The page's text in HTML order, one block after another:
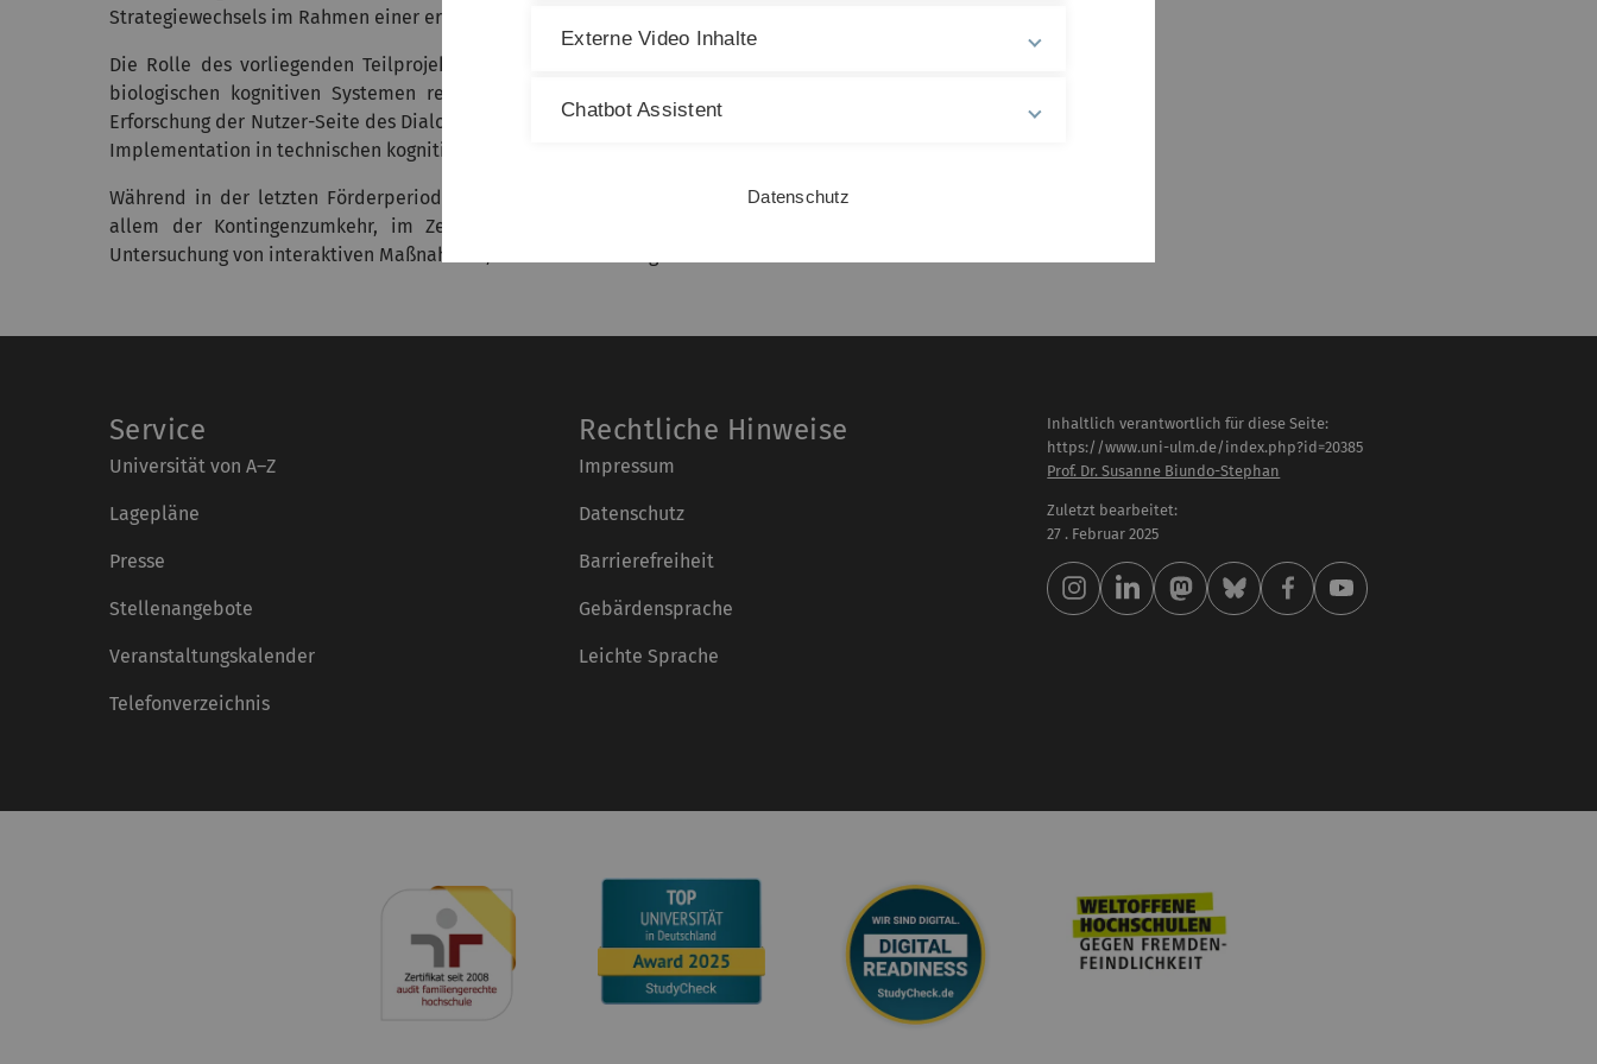
Strategiewechsels im Rahmen einer erfolgreichen Verhaltenssteuerung in einer Dialog-ähnlichen Situation aufgeklärt.
Die Rolle des vorliegenden Teilprojektes für den Gesamt-SFB/TRR besteht hierbei (1) in der Identifikation von in
biologischen kognitiven Systemen realisierten Mechanismen intelligenten adaptiven Verhaltens (Beitrag für die
Erforschung der Nutzer-Seite des Dialogs), insbesondere des Strategiewechsels, und (2) deren Nutzbarmachung für die
Implementation in technischen kognitiven Systemen (Beitrag für die Erforschung der Companion-Seite des Dialogs).
Während in der letzten Förderperiode die Untersuchung der physiologischen Korrelate des Strategiewechsels, vor
allem der Kontingenzumkehr, im Zentrum der Arbeiten stand, fokussiert die aktuelle Förderperiode auf die
Untersuchung von interaktiven Maßnahmen, die für den Strategiewechsel unterstützend wirken.
Service
Universität von A–Z
Lagepläne
Presse
Stellenangebote
Veranstaltungskalender
Telefonverzeichnis
Rechtliche Hinweise
Impressum
Datenschutz
Barrierefreiheit
Gebärdensprache
Leichte Sprache
Inhaltlich verantwortlich für diese Seite:
https://www.uni-ulm.de/index.php?id=20385
Prof. Dr. Susanne Biundo-Stephan
Zuletzt bearbeitet:
27 . Februar 2025
Externe Video Inhalte
Chatbot Assistent
Datenschutz